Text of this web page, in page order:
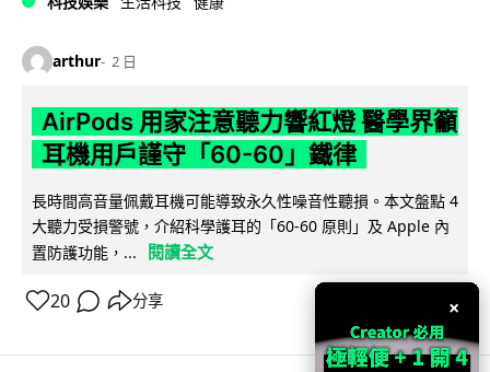
arthur 2 日
AirPods 用家注意聽力響紅燈 醫學界籲
耳機用戶謹守「60-60」鐵律
長時間高音量佩戴耳機可能導致永久性噪音性聽損。本文盤點 4
大聽力受損警號，介紹科學護耳的「60-60 原則」及 Apple 內
置防護功能，...
閱讀全文
20 分享 ×